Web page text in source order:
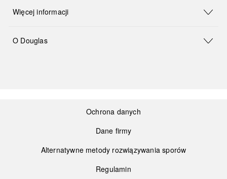
Więcej informacji
O Douglas
Ochrona danych
Dane firmy
Alternatywne metody rozwiązywania sporów
Regulamin